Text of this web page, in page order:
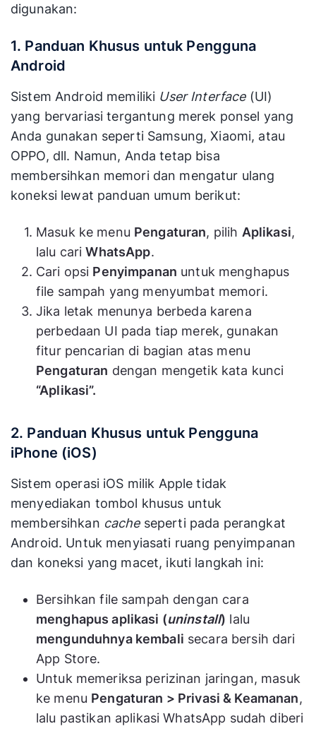
digunakan:
1. Panduan Khusus untuk Pengguna
Android
Sistem Android memiliki User Interface(UI)
yang bervariasi tergantung merek ponsel yang
Anda gunakan seperti Samsung, Xiaomi, atau
OPPO, dll. Namun, Anda tetap bisa
membersihkan memori dan mengatur ulang
koneksi lewat panduan umum berikut:
Masuk ke menu Pengaturan, pilih Aplikasi,
lalu cariWhatsApp.
Cari opsi Penyimpanan untuk menghapus
file sampah yang menyumbat memori.
Jika letak menunya berbeda karena
perbedaan UI pada tiap merek, gunakan
fitur pencarian di bagian atas menu
Pengaturan dengan mengetik kata kunci
“Aplikasi”.
2. Panduan Khusus untuk Pengguna
iPhone (iOS)
Sistem operasi iOS milik Apple tidak
menyediakan tombol khusus untuk
membersihkan cacheseperti pada perangkat
Android. Untuk menyiasati ruang penyimpanan
dan koneksi yang macet, ikuti langkah ini:
Bersihkan file sampah dengan cara
menghapus aplikasi (uninstall) lalu
mengunduhnya kembali secara bersih dari
App Store.
Untuk memeriksa perizinan jaringan, masuk
ke menu Pengaturan > Privasi & Keamanan,
lalu pastikan aplikasi WhatsApp sudah diberi